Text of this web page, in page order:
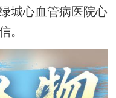
城心血管病医院心
。